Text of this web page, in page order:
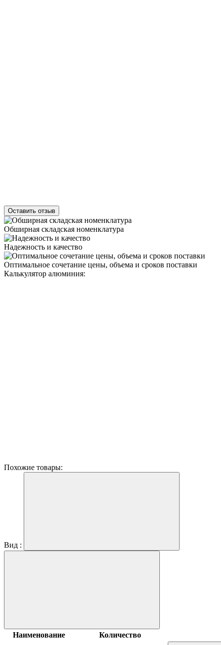
Оставить отзыв
Обширная складская номенклатура
Надежность и качество
Оптимальное сочетание цены, объема и сроков поставки
Калькулятор алюминия:
Похожие товары:
Вид :
Наименование Количество